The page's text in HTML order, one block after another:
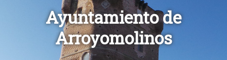
Ayuntamiento de
Arroyomolinos